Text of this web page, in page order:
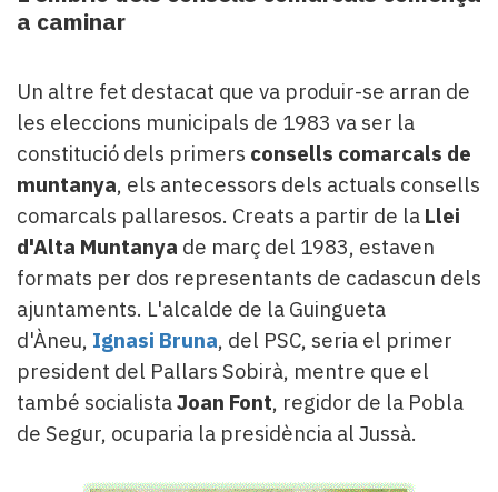
a caminar
Un altre fet destacat que va produir-se arran de
les eleccions municipals de 1983 va ser la
constitució dels primers consells comarcals de
muntanya, els antecessors dels actuals consells
comarcals pallaresos. Creats a partir de la Llei
d'Alta Muntanya de març del 1983, estaven
formats per dos representants de cadascun dels
ajuntaments. L'alcalde de la Guingueta
d'Àneu, Ignasi Bruna, del PSC, seria el primer
president del Pallars Sobirà, mentre que el
també socialistaJoan Font, regidor de la Pobla
de Segur, ocuparia la presidència al Jussà.